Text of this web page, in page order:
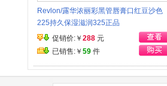
Revlon/露华浓丽彩黑管唇膏口红豆沙色
225持久保湿滋润325正品
促销价:￥ 288 元
已销售:￥ 59 件